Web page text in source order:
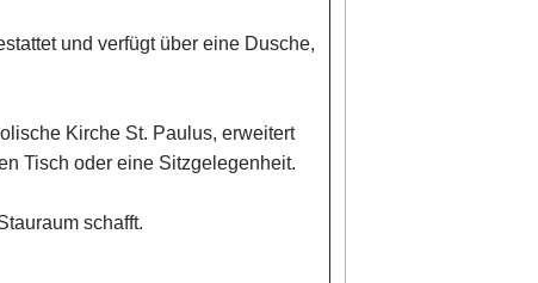
und verfügt über eine Dusche,
Kirche St. Paulus, erweitert
Tisch oder eine Sitzgelegenheit.
schafft.